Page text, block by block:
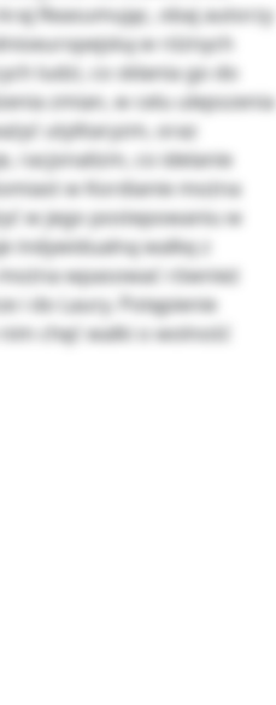
Reasumując, obaj autorzy
w różnych
ludzi, co skłania go do
zmian, w celu ulepszenia
utylitaryzm, oraz
racjonalizm, co idelanie
w Kordianie można
w jego postepowaniu w
indywidualną walkę z
wpasować również
i do Laury. Potępienie
chęć walki o wolność